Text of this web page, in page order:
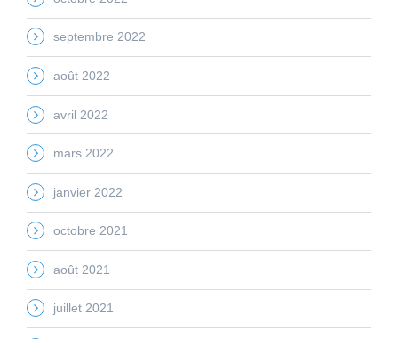
septembre 2022
août 2022
avril 2022
mars 2022
janvier 2022
octobre 2021
août 2021
juillet 2021